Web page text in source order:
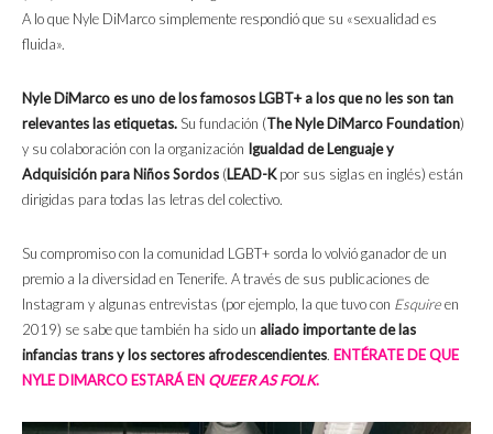
A lo que Nyle DiMarco simplemente respondió que su «sexualidad es
fluida».
Nyle DiMarco es uno de los famosos LGBT+ a los que no les son tan
relevantes las etiquetas. Su fundación (The Nyle DiMarco Foundation)
y su colaboración con la organización Igualdad de Lenguaje y
Adquisición para Niños Sordos (LEAD-Kpor sus siglas en inglés) están
dirigidas para todas las letras del colectivo.
Su compromiso con la comunidad LGBT+ sorda lo volvió ganador de un
premio a la diversidad en Tenerife. A través de sus publicaciones de
Instagram y algunas entrevistas (por ejemplo, la que tuvo con Esquireen
2019) se sabe que también ha sido un aliado importante de las
infancias trans y los sectores afrodescendientes. ENTÉRATE DE QUE
NYLE DIMARCO ESTARÁ EN QUEER AS FOLK.